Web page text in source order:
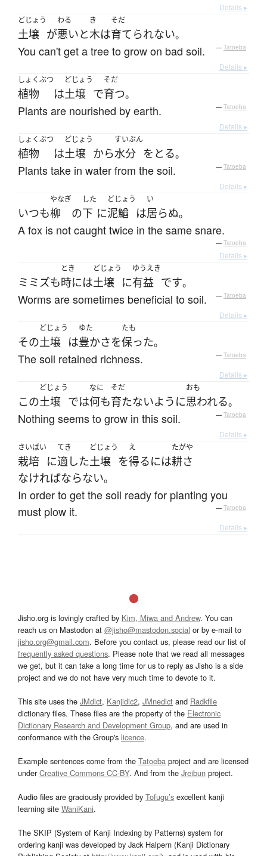
Details ▸
どじょう
土壌 が
わる
悪いと
き
木は
そだ
育てられない。
You can't get a tree to grow on bad soil. — Tatoeba
Details ▸
しょくぶつ
植物 は
どじょう
土壌 で
そだ
育つ。
Plants are nourished by earth. — Tatoeba
Details ▸
しょくぶつ
植物 は
どじょう
土壌 から
すいぶん
水分 を とる。
Plants take in water from the soil. — Tatoeba
Details ▸
いつも
やなぎ
柳 の
した
下 に
どじょう
泥鰌 は
い
居らぬ。
A fox is not caught twice in the same snare.
— Tatoeba
Details ▸
ミミズも
とき
時には
どじょう
土壌 に
ゆうえき
有益 です。
Worms are sometimes beneficial to soil. — Tatoeba
Details ▸
その
どじょう
土壌 は
ゆた
豊かさを
たも
保った。
The soil retained richness. — Tatoeba
Details ▸
この
どじょう
土壌 では
なに
何も
そだ
育たないように
おも
思われる。
Nothing seems to grow in this soil. — Tatoeba
Details ▸
さいばい
栽培 に
てき
適した
どじょう
土壌 を
え
得るには
たがや
耕さ
なければならない。
In order to get the soil ready for planting you
must plow it.
— Tatoeba
Details ▸
Jisho.org is lovingly crafted by Kim, Miwa and Andrew. You can
reach us on Mastodon at @jisho@mastodon.social or by e-mail to
jisho.org@gmail.com. Before you contact us, please read our list of
frequently asked questions. Please note that we read all messages
we get, but it can take a long time for us to reply as Jisho is a side
project and we do not have very much time to devote to it.
This site uses the JMdict, Kanjidic2, JMnedict and Radkfile
dictionary files. These files are the property of the Electronic
Dictionary Research and Development Group, and are used in
conformance with the Group's licence.
Example sentences come from the Tatoeba project and are licensed
underCreative Commons CC-BY. And from the Jreibun project.
Audio files are graciously provided by Tofugu’s excellent kanji
learning site WaniKani.
The SKIP (System of Kanji Indexing by Patterns) system for
ordering kanji was developed by Jack Halpern (Kanji Dictionary